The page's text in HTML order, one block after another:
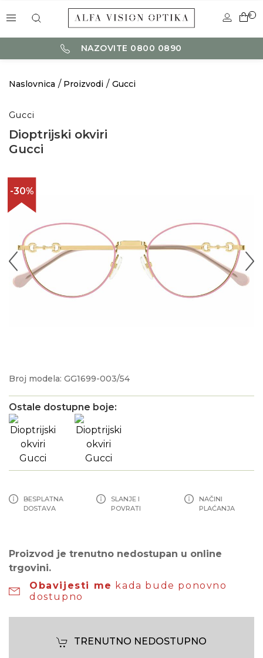
0
NAZOVITE 0800 0890
Naslovnica Proizvodi Gucci
Gucci
Dioptrijski okviri
Gucci
-30%
Broj modela: GG1699-003/54
Ostale dostupne boje:
BESPLATNA
DOSTAVA
SLANJE I
POVRATI
NAČINI
PLAĆANJA
Proizvod je trenutno nedostupan u online
trgovini.
Obavijesti me kada bude ponovno
dostupno
TRENUTNO NEDOSTUPNO